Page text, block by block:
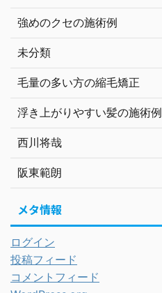
強めのクセの施術例
未分類
毛量の多い方の縮毛矯正
浮き上がりやすい髪の施術例
西川将哉
阪東範朗
メタ情報
ログイン
投稿フィード
コメントフィード